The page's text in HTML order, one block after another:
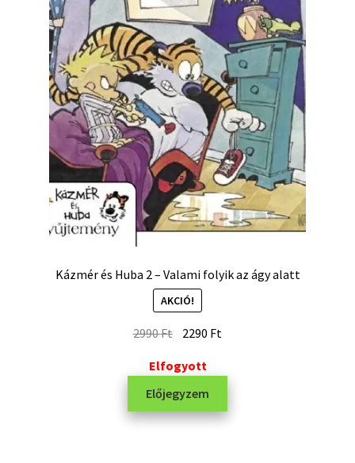
Kázmér és Huba 2 – Valami folyik az ágy alatt
AKCIÓ!
2990Ft 2290 Ft
Elfogyott
Előjegyzem